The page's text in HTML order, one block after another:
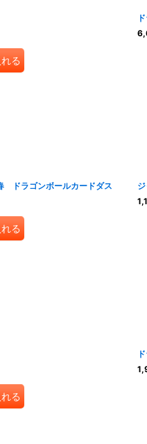
る
ドラゴンボールカードダス
る
る